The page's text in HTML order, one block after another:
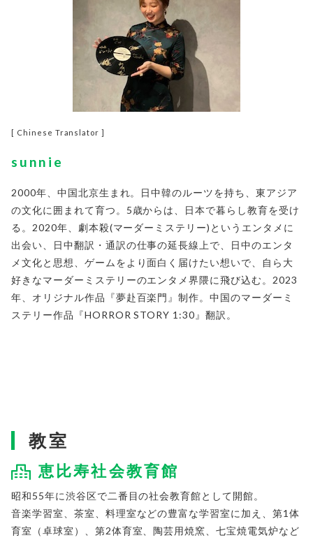
[ Chinese Translator ]
sunnie
2000年、中国北京生まれ。日中韓のルーツを持ち、東アジア
の文化に囲まれて育つ。5歳からは、日本で暮らし教育を受け
る。2020年、劇本殺(マーダーミステリー)というエンタメに
出会い、日中翻訳・通訳の仕事の延長線上で、日中のエンタ
メ文化と思想、ゲームをより面白く届けたい想いで、自ら大
好きなマーダーミステリーのエンタメ界隈に飛び込む。2023
年、オリジナル作品『夢赴百楽門』制作。中国のマーダーミ
ステリー作品『HORROR STORY 1:30』翻訳。
教室
恵比寿社会教育館
昭和55年に渋谷区で二番目の社会教育館として開館。
音楽学習室、茶室、料理室などの豊富な学習室に加え、第1体
育室（卓球室）、第2体育室、陶芸用焼窯、七宝焼電気炉など